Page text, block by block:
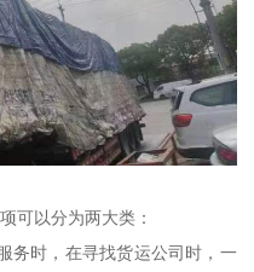
可以分为两大类：
务时，在寻找货运公司时，一